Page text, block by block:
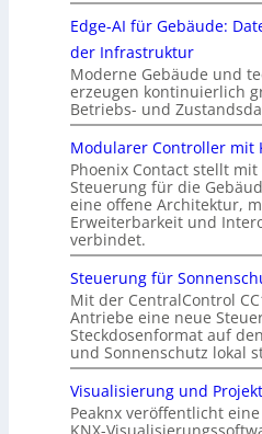
Edge-AI für Gebäude:
der Infrastruktur
Moderne Gebäude und
erzeugen kontinuierlich
Betriebs- und
Modularer Controller mit
Phoenix Contact stellt mit
Steuerung für die
eine offene Architektur,
Erweiterbarkeit und
verbindet.
Steuerung für
Mit der CentralControl
Antriebe eine neue
Steckdosenformat auf
und Sonnenschutz lokal
Visualisierung und
Peaknx veröffentlicht